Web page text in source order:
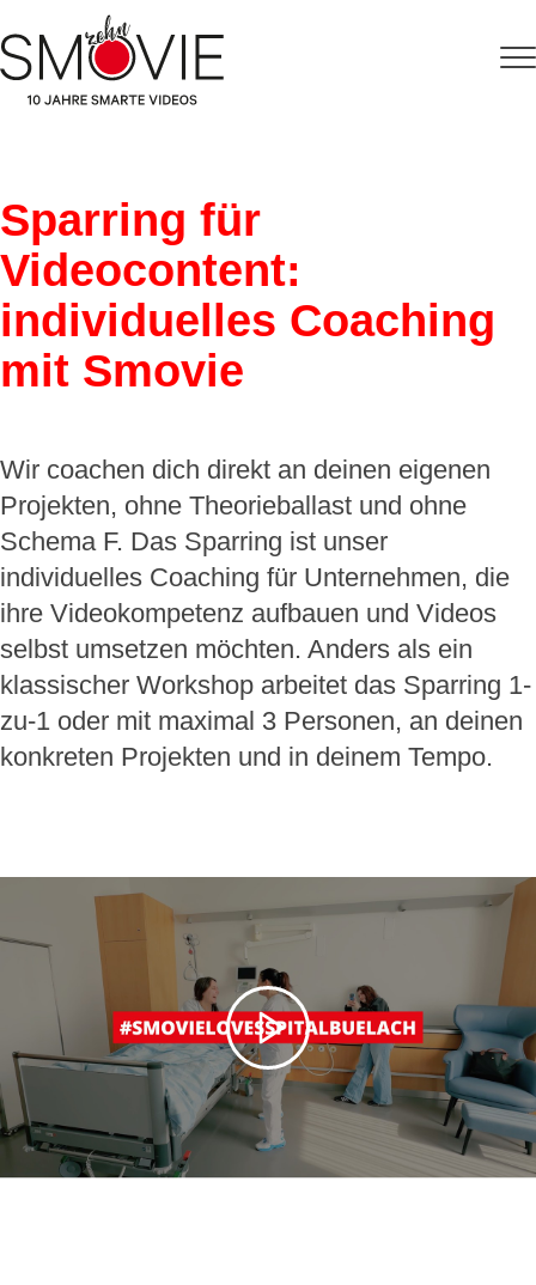
Sparring für
Videocontent:
individuelles Coaching
mit Smovie
Wir coachen dich direkt an deinen eigenen
Projekten, ohne Theorieballast und ohne
Schema F. Das Sparring ist unser
individuelles Coaching für Unternehmen, die
ihre Videokompetenz aufbauen und Videos
selbst umsetzen möchten. Anders als ein
klassischer Workshop arbeitet das Sparring 1-
zu-1 oder mit maximal 3 Personen, an deinen
konkreten Projekten und in deinem Tempo.